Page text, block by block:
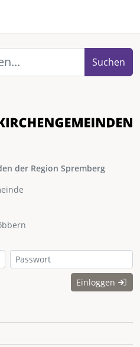
Suchen
der Region Spremberg
Einloggen